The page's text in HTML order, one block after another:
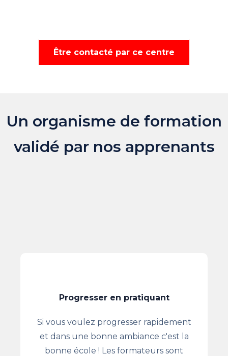
Être contacté par ce centre
Un organisme de formation
validé par nos apprenants
Progresser en pratiquant
Si vous voulez progresser rapidement
et dans une bonne ambiance c'est la
bonne école ! Les formateurs sont